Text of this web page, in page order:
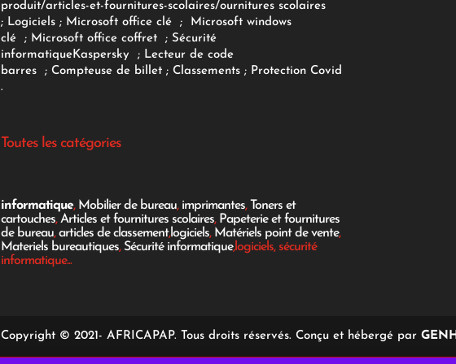
produit/articles-et-fournitures-scolaires/ournitures scolaires
; Logiciels ; Microsoft office clé ;
Microsoft windows
clé; Microsoft office coffret ; Sécurité
informatiqueKaspersky ; Lecteur de code
barres
; Compteuse de billet; Classements ; Protection Covid
.
Toutes les catégories
informatique, Mobilier de bureau, imprimantes, Toners et
cartouches,Articles et fournitures scolaires, Papeterie et fournitures
de bureau,articles de classement,logiciels, Matériels point de vente,
Materiels bureautiques, Sécurité informatique,logiciels, sécurité
informatique...
Copyright © 2021- AFRICAPAP. Tous droits réservés. Conçu et hébergé par